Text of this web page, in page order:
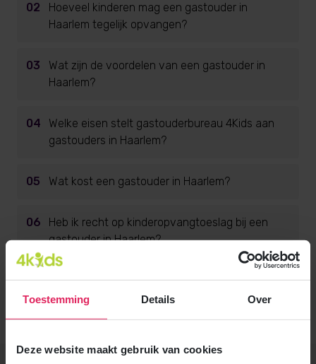
Toestemming Details Over
Deze website maakt gebruik van cookies
02
Hoeveel kinderen mag een gastouder in
Haarlem tegelijk opvangen?
03
Wat zijn de voordelen van een gastouder in
Haarlem?
04
Welke eisen stelt gastouderbureau 4Kids aan
gastouders in Haarlem?
05 Wat kost een gastouder in Haarlem?
06
Heb ik recht op kinderopvangtoeslag bij een
gastouder in Haarlem?
07
Kan oma of een familielid gastouder worden in
Haarlem?